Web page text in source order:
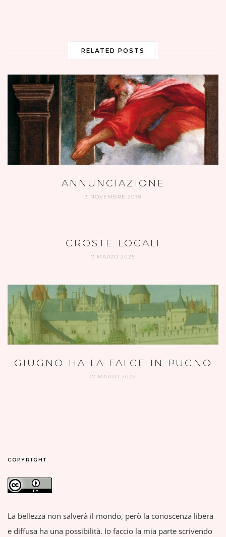
RELATED POSTS
ANNUNCIAZIONE
3 NOVEMBRE 2018
CROSTE LOCALI
7 MARZO 2025
GIUGNO HA LA FALCE IN PUGNO
17 MARZO 2022
COPYRIGHT
La bellezza non salverà il mondo, però la conoscenza libera
e diffusa ha una possibilità. Io faccio la mia parte scrivendo